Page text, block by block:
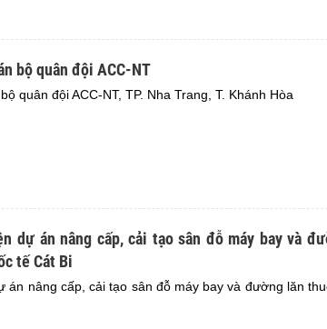
bộ quân đội ACC-NT
quân đội ACC-NT, TP. Nha Trang, T. Khánh Hòa
dự án nâng cấp, cải tạo sân đỗ máy bay và
tế Cát Bi
án nâng cấp, cải tạo sân đỗ máy bay và đường lăn